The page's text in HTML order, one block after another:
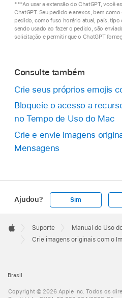
***Ao usar a extensão do ChatGPT, você
ChatGPT. Seu pedido e anexos, bem
pedido, como fuso horário atual, país,
sendo usado ao fazer o pedido, são
solicitação e permitir que o ChatGPT
Consulte também
Crie seus próprios emojis
Bloqueie o acesso a
no Tempo de Uso do Mac
Crie e envie imagens
Mensagens
Ajudou? Sim
Footer

Apple
Suporte
Manual de Uso
Crie imagens originais com o
Brasil
Copyright © 2026 Apple Inc. Todos os